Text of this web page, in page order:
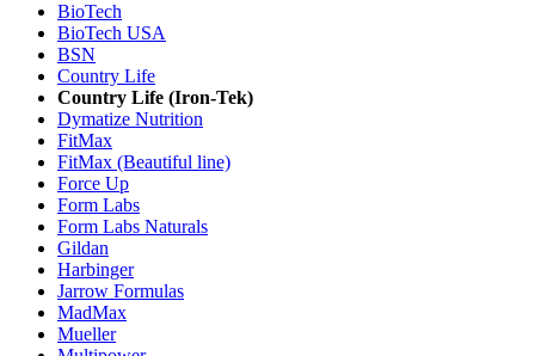
BioTech
BioTech USA
BSN
Country Life
Country Life (Iron-Tek)
Dymatize Nutrition
FitMax
FitMax (Beautiful line)
Force Up
Form Labs
Form Labs Naturals
Gildan
Harbinger
Jarrow Formulas
MadMax
Mueller